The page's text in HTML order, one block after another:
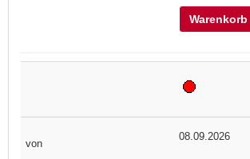
Warenkorb
08.09.2026